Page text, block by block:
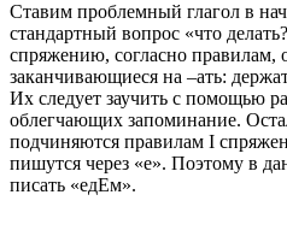
Ставим проблемный глагол в
стандартный вопрос «что
спряжению, согласно правилам,
заканчивающиеся на –ать:
Их следует заучить с помощью
облегчающих запоминание.
подчиняются правилам I
пишутся через «е». Поэтому в
писать «едЕм».